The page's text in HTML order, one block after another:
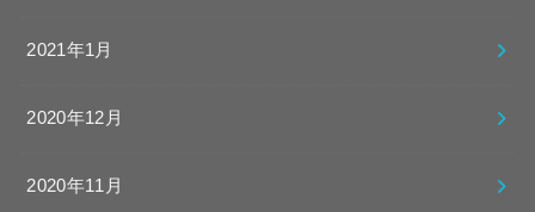
2021年1月
2020年12月
2020年11月